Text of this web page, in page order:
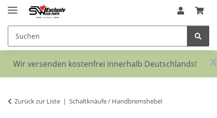
x
Wir versenden kostenfrei innerhalb Deutschlands!
Zurück zur Liste Schaltknäufe / Handbremshebel